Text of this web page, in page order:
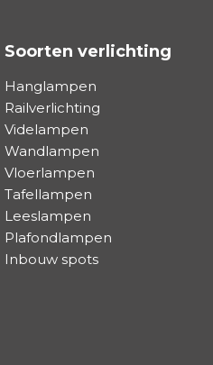
Soorten verlichting
Hanglampen
Railverlichting
Videlampen
Wandlampen
Vloerlampen
Tafellampen
Leeslampen
Plafondlampen
Inbouw spots